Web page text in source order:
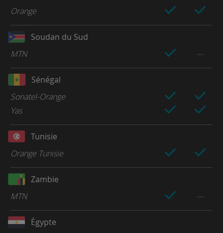
Orange
Soudan du Sud
MTN
Sénégal
Sonatel-Orange
Yas
Tunisie
Orange Tunisie
Zambie
MTN
Égypte